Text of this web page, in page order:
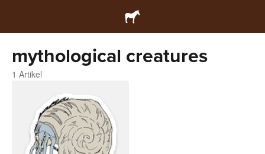
mythological creatures
1 Artikel